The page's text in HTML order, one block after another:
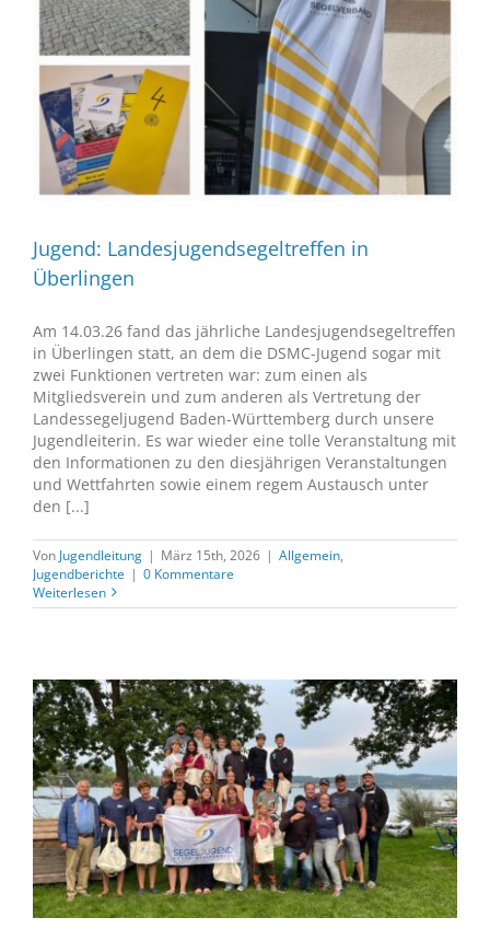
Jugend: Landesjugendsegeltreffen in
Überlingen
Am 14.03.26 fand das jährliche Landesjugendsegeltreffen
in Überlingen statt, an dem die DSMC-Jugend sogar mit
zwei Funktionen vertreten war: zum einen als
Mitgliedsverein und zum anderen als Vertretung der
Landessegeljugend Baden-Württemberg durch unsere
Jugendleiterin. Es war wieder eine tolle Veranstaltung mit
den Informationen zu den diesjährigen Veranstaltungen
und Wettfahrten sowie einem regem Austausch unter
den [...]
Von Jugendleitung | März 15th, 2026 | Allgemein,
Jugendberichte | 0 Kommentare
Weiterlesen